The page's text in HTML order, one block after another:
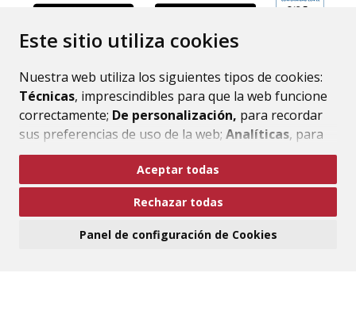
Este sitio utiliza cookies
Nuestra web utiliza los siguientes tipos de cookies:
Técnicas, imprescindibles para que la web funcione
correctamente; De personalización, para recordar
sus preferencias de uso de la web; Analíticas, para
mejorar el funcionamiento de la web y sus servicios.
Si acepta pulsando el botón“Aceptar todas”
consideramos que acepta su uso. Si pulsa el botón
ninguna acción, se guardarán las cookies técnicas
Aceptar todas
Rechazar todas
Panel de configuración de Cookies